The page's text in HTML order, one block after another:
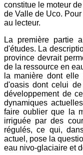
constitue le moteur
de Valle de Uco.
au lecteur.
La première partie
d'études. La
province devrait
de la ressource en
la manière dont elle
d'oasis dont celui
développement de
dynamiques
faire oublier que la
irriguée par des
régulés, ce qui,
actuel, pose la
eau nivo-glaciaire et